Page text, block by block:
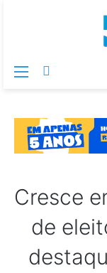
Menu
Cresce
de